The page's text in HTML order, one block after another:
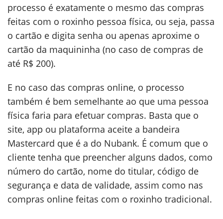
processo é exatamente o mesmo das compras
feitas com o roxinho pessoa física, ou seja, passa
o cartão e digita senha ou apenas aproxime o
cartão da maquininha (no caso de compras de
até R$ 200).
E no caso das compras online, o processo
também é bem semelhante ao que uma pessoa
física faria para efetuar compras. Basta que o
site, app ou plataforma aceite a bandeira
Mastercard que é a do Nubank. É comum que o
cliente tenha que preencher alguns dados, como
número do cartão, nome do titular, código de
segurança e data de validade, assim como nas
compras online feitas com o roxinho tradicional.